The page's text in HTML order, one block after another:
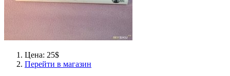
Цена: 25$
Перейти в магазин